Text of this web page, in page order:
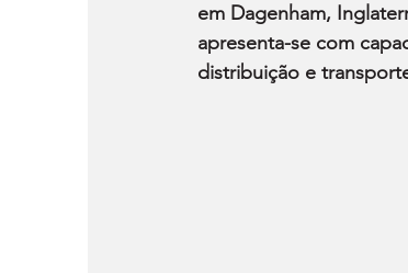
em Dagenham,
apresenta-se com
distribuição e